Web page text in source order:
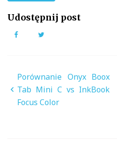
Udostępnij post
Facebook
Nawigacja
wpisu
Porównanie Onyx Boox
Tab Mini C vs InkBook
Focus Color